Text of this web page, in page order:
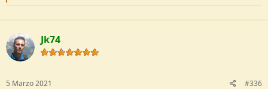
c
t
i
o
n
Jk74
5 Marzo 2021 #336